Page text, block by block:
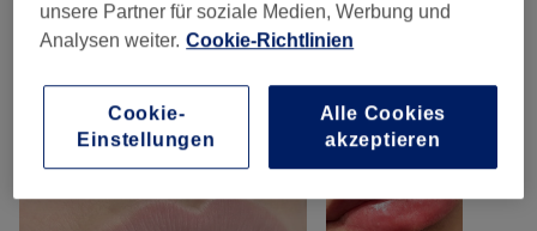
Unsere Arbeit
Bild anklicken für weitere Details
unsere Partner für soziale Medien, Werbung und
Analysen weiter. Cookie-Richtlinien
Cookie-
Einstellungen
Alle Cookies
akzeptieren